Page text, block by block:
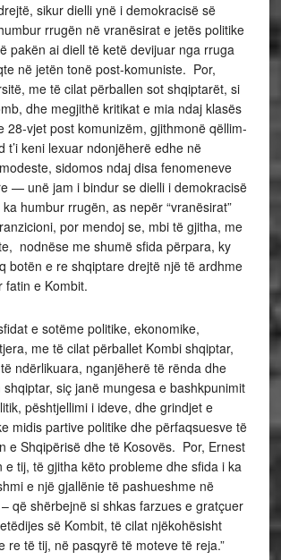
sikur dielli ynë i demokracisë së
rrugën në vranësirat e jetës politike
pakën ai diell të ketë devijuar nga rruga
në jetën tonë post-komuniste. Por,
me të cilat përballen sot shqiptarët, si
dhe megjithë kritikat e mia ndaj klasës
28-vjet post komunizëm, gjithmonë qëllim-
t’i keni lexuar ndonjëherë edhe në
sidomos ndaj disa fenomeneve
— unë jam i bindur se dielli i demokracisë
humbur rrugën, as nepër “vranësirat”
por mendoj se, mbi të gjitha, me
nodnëse me shumë sfida përpara, ky
botën e re shqiptare drejtë një të ardhme
fatin e Kombit.
e sotëme politike, ekonomike,
me të cilat përballet Kombi shqiptar,
ndërlikuara, nganjëherë të rënda dhe
siç janë mungesa e bashkpunimit
pështjellimi i ideve, dhe grindjet e
midis partive politike dhe përfaqsuesve të
e Shqipërisë dhe të Kosovës. Por, Ernest
e tij, të gjitha këto probleme dhe sfida i ka
e një gjallënie të pashueshme në
që shërbejnë si shkas farzues e gratçuer
së Kombit, të cilat njëkohësisht
re të tij, në pasqyrë të moteve të reja.”